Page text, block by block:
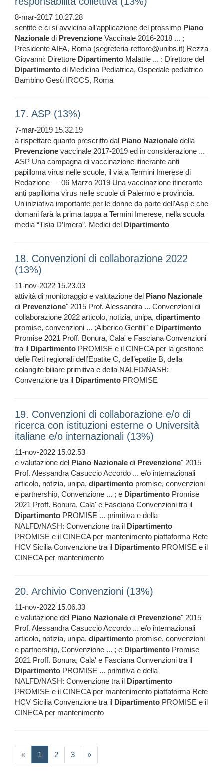
8-mar-2017 10.27.28
sentite e ci si avvicina all’applicazione del prossimo Piano
Nazionale di Prevenzione Vaccinale 2016-2018 ... ;
Presidente AIFA, Roma (segreteria-rettore@unibs.it) Rezza
Giovanni: Direttore Dipartimento Malattie ... : Direttore del
Dipartimento di Medicina Pediatrica, Ospedale pediatrico
Bambino Gesù IRCCS, Roma
17. ASP (13%)
7-mar-2019 15.32.19
a rispettare quanto prescritto dal Piano Nazionale della
Prevenzione vaccinale 2017-2019 ed in considerazione ...
ASP Una campagna di vaccinazione itinerante anti
papilloma virus nelle scuole, il via a Termini Imerese di
Redazione — 06 Marzo 2019 Una vaccinazione itinerante
anti papilloma virus nelle scuole di Palermo e provincia.
Un'iniziativa importante per le donne da parte dell'Asp e che
domani farà la prima tappa a Termini Imerese, nella scuola
media “Tisia D’Imera”. Medici del Dipartimento
18. Convenzioni di collaborazione 2022
(13%)
11-nov-2022 15.23.03
attività di monitoraggio e valutazione del Piano Nazionale
di Prevenzione" 2015 Prof. Alessandra ... Convenzioni di
collaborazione 2022 articolo, notizia, unipa, dipartimento
promise, convenzioni ... ;Alberico Gentili" e Dipartimento
Promise 2021 Proff. Bonura, Cala' e Fasciana Convenzioni
tra il Dipartimento PROMISE e il CINECA per la gestione
delle Reti regionali dell’Epatite C, dell’epatite B, della
colangite biliare primitiva e della NALFD/NASH:
Convenzione tra il Dipartimento PROMISE
19. Convenzioni di collaborazione e/o di
ricerca con istituzioni esterne o Università
italiane e/o internazionali (13%)
11-nov-2022 15.02.53
e valutazione del Piano Nazionale di Prevenzione" 2015
Prof. Alessandra Casuccio Accordo ... e/o internazionali
articolo, notizia, unipa, dipartimento promise, convenzioni
e partnership, Convenzione ... ; e Dipartimento Promise
2021 Proff. Bonura, Cala' e Fasciana Convenzioni tra il
Dipartimento PROMISE ... primitiva e della
NALFD/NASH: Convenzione tra il Dipartimento
PROMISE e il CINECA per mantenimento piattaforma Rete
HCV Sicilia Convenzione tra il Dipartimento PROMISE e il
CINECA per mantenimento
20. Archivio Convenzioni (13%)
11-nov-2022 15.06.33
e valutazione del Piano Nazionale di Prevenzione" 2015
Prof. Alessandra Casuccio Accordo ... e/o internazionali
articolo, notizia, unipa, dipartimento promise, convenzioni
e partnership, Convenzione ... ; e Dipartimento Promise
2021 Proff. Bonura, Cala' e Fasciana Convenzioni tra il
Dipartimento PROMISE ... primitiva e della
NALFD/NASH: Convenzione tra il Dipartimento
PROMISE e il CINECA per mantenimento piattaforma Rete
HCV Sicilia Convenzione tra il Dipartimento PROMISE e il
CINECA per mantenimento
« 1 (current)
2 3 »